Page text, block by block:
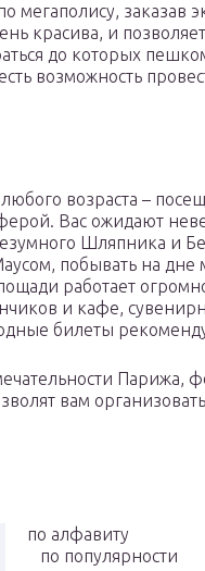
мегаполису, заказав
красива, и
до которых
возможность
возраста –
Вас ожидают
Шляпника и
побывать на дне
работает
и кафе,
билеты
Парижа,
вам
по алфавиту
по популярности